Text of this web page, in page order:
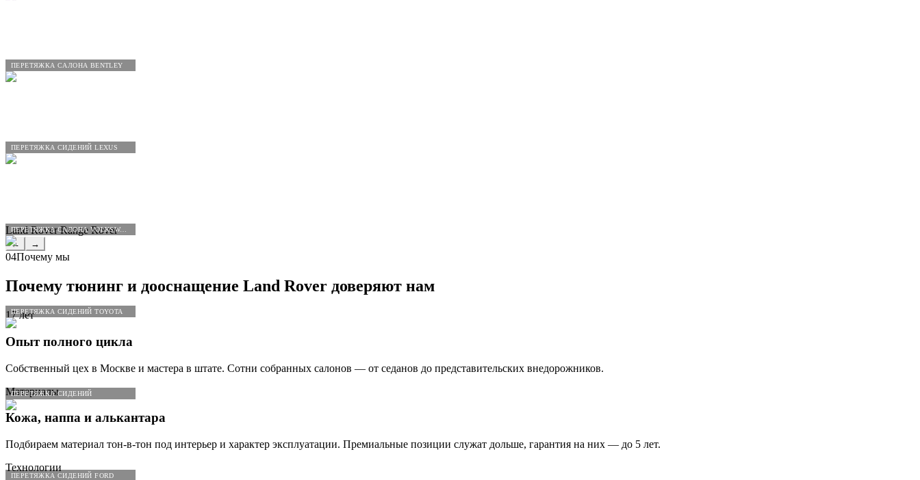
ПЕРЕТЯЖКА САЛОНА BENTLEY
ПЕРЕТЯЖКА СИДЕНИЙ LEXUS
ПЕРЕТЯЖКА САЛОНА VOLKSWAGEN
ПЕРЕТЯЖКА СИДЕНИЙ TOYOTA
ПЕРЕТЯЖКА СИДЕНИЙ
ПЕРЕТЯЖКА СИДЕНИЙ FORD
Land Rover Range Rover
← →
04Почему мы
Почему тюнинг и дооснащение Land Rover доверяют нам
17 лет
Опыт полного цикла
Собственный цех в Москве и мастера в штате. Сотни собранных салонов — от седанов до представительских внедорожников.
Материалы
Кожа, наппа и алькантара
Подбираем материал тон-в-тон под интерьер и характер эксплуатации. Премиальные позиции служат дольше, гарантия на них — до 5 лет.
Технологии